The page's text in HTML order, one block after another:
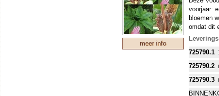
meer info
voorjaar:
bloemen
omdat dit
lucht van
Als de
goed
zich op
725790.1
725790.2
725790.3